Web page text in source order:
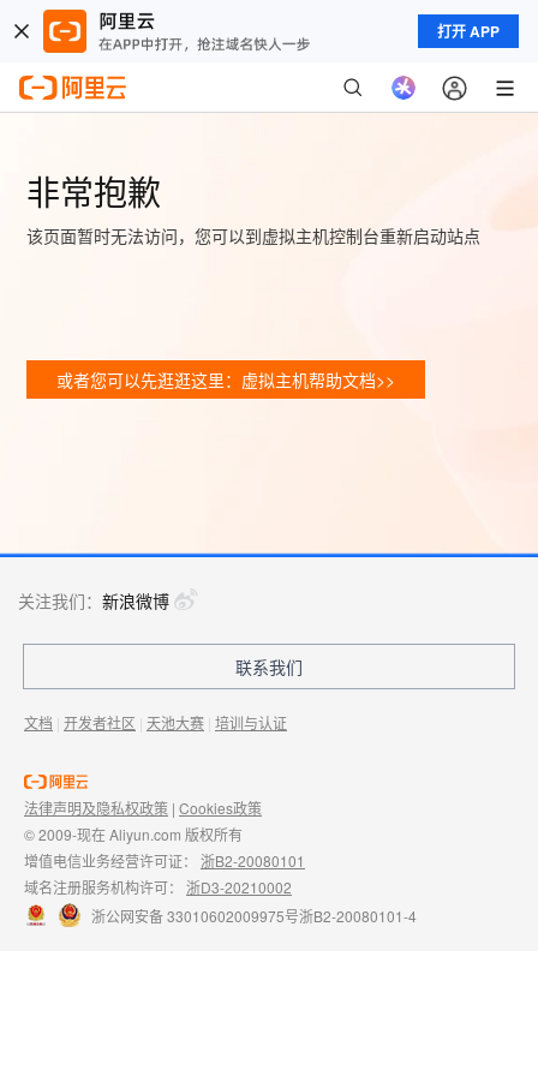
打开 APP
非常抱歉
该页面暂时无法访问，您可以到虚拟主机控制台重新启动站点
或者您可以先逛逛这里：虚拟主机帮助文档>>